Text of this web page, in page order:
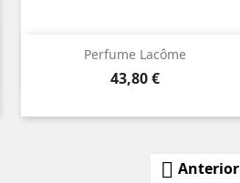
Perfume Lacôme
Precio
43,80 €
 Vista rápida
 Anterior